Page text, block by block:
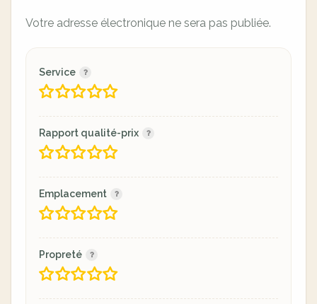
Votre adresse électronique ne sera pas publiée.
Service
Rapport qualité-prix
Emplacement
Propreté